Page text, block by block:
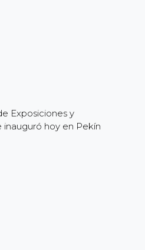
Exposiciones y
inauguró hoy en Pekín